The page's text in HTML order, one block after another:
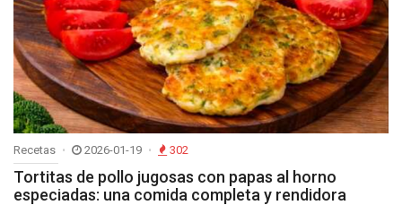
Recetas 2026-01-19 302
Tortitas de pollo jugosas con papas al horno
especiadas: una comida completa y rendidora